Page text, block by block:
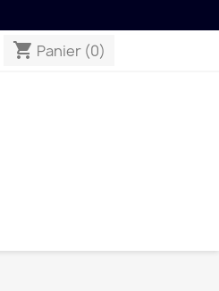
shopping_cart Panier (0)